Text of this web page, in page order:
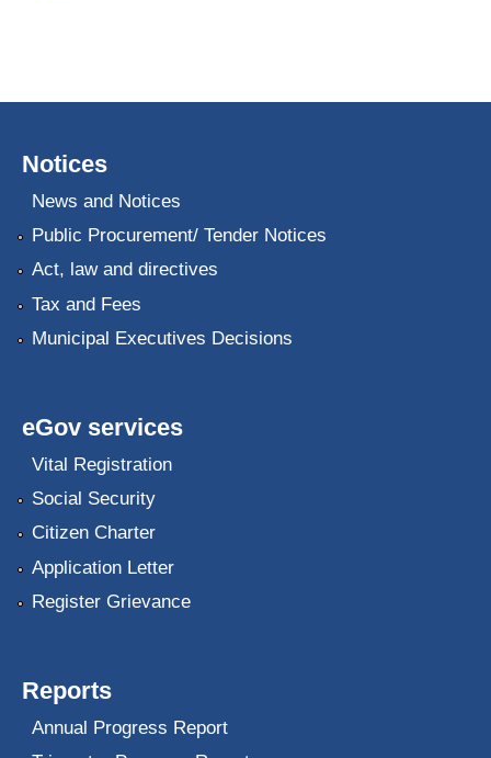
Notices
News and Notices
Public Procurement/ Tender Notices
Act, law and directives
Tax and Fees
Municipal Executives Decisions
eGov services
Vital Registration
Social Security
Citizen Charter
Application Letter
Register Grievance
Reports
Annual Progress Report